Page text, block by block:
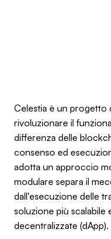
Celestia è un progetto
rivoluzionare il
differenza delle
consenso ed
adotta un approccio
modulare separa il
dall'esecuzione delle
soluzione più scalabile
decentralizzate (dApp).